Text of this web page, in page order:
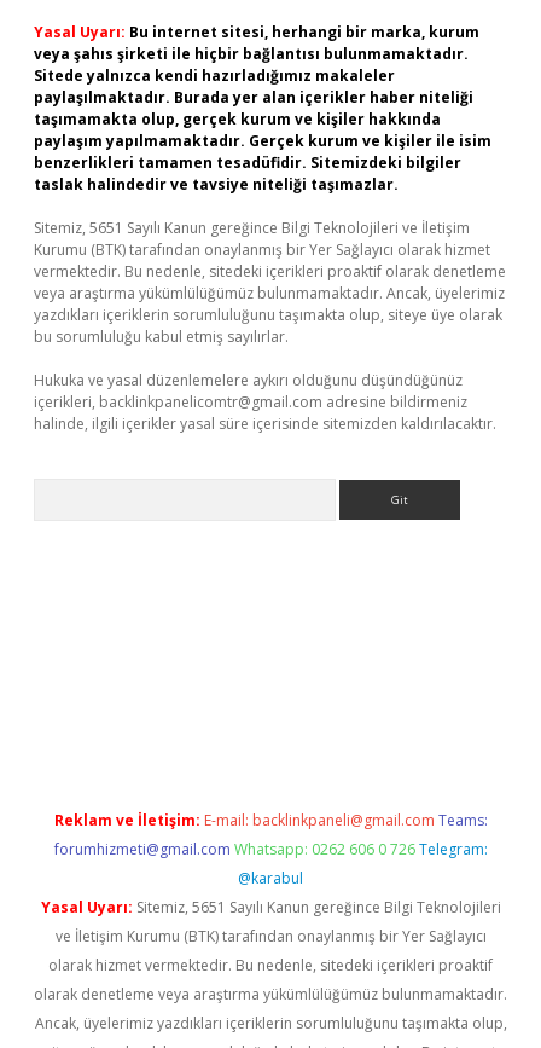
Yasal Uyarı: Bu internet sitesi, herhangi bir marka, kurum
veya şahıs şirketi ile hiçbir bağlantısı bulunmamaktadır.
Sitede yalnızca kendi hazırladığımız makaleler
paylaşılmaktadır. Burada yer alan içerikler haber niteliği
taşımamakta olup, gerçek kurum ve kişiler hakkında
paylaşım yapılmamaktadır. Gerçek kurum ve kişiler ile isim
benzerlikleri tamamen tesadüfidir. Sitemizdeki bilgiler
taslak halindedir ve tavsiye niteliği taşımazlar.
Sitemiz, 5651 Sayılı Kanun gereğince Bilgi Teknolojileri ve İletişim
Kurumu (BTK) tarafından onaylanmış bir Yer Sağlayıcı olarak hizmet
vermektedir. Bu nedenle, sitedeki içerikleri proaktif olarak denetleme
veya araştırma yükümlülüğümüz bulunmamaktadır. Ancak, üyelerimiz
yazdıkları içeriklerin sorumluluğunu taşımakta olup, siteye üye olarak
bu sorumluluğu kabul etmiş sayılırlar.
Hukuka ve yasal düzenlemelere aykırı olduğunu düşündüğünüz
içerikleri, backlinkpanelicomtr@gmail.com adresine bildirmeniz
halinde, ilgili içerikler yasal süre içerisinde sitemizden kaldırılacaktır.
Reklam ve İletişim: E-mail: backlinkpaneli@gmail.com Teams:
forumhizmeti@gmail.com Whatsapp: 0262 606 0 726 Telegram:
@karabul
Yasal Uyarı: Sitemiz, 5651 Sayılı Kanun gereğince Bilgi Teknolojileri
ve İletişim Kurumu (BTK) tarafından onaylanmış bir Yer Sağlayıcı
olarak hizmet vermektedir. Bu nedenle, sitedeki içerikleri proaktif
olarak denetleme veya araştırma yükümlülüğümüz bulunmamaktadır.
Ancak, üyelerimiz yazdıkları içeriklerin sorumluluğunu taşımakta olup,